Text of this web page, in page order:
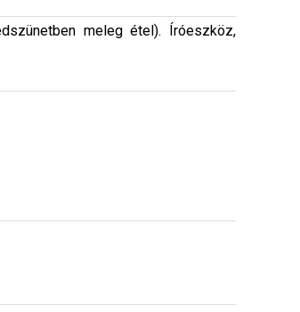
meleg étel). Íróeszköz,